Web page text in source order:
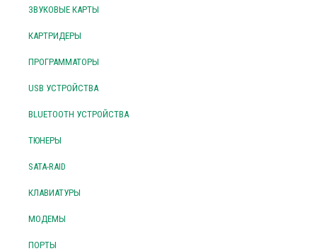
ЗВУКОВЫЕ КАРТЫ
КАРТРИДЕРЫ
ПРОГРАММАТОРЫ
USB УСТРОЙСТВА
BLUETOOTH УСТРОЙСТВА
ТЮНЕРЫ
SATA-RAID
КЛАВИАТУРЫ
МОДЕМЫ
ПОРТЫ